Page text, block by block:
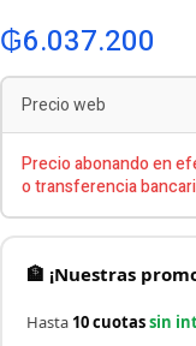
₲6.037.200
Precio web
Precio abonando en
o transferencia
🏦 ¡Nuestras
Hasta 10 cuotassin